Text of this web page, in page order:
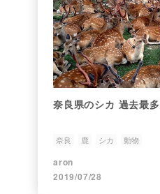
奈良県のシカ 過去最多
奈良 鹿 シカ 動物
aron
2019/07/28